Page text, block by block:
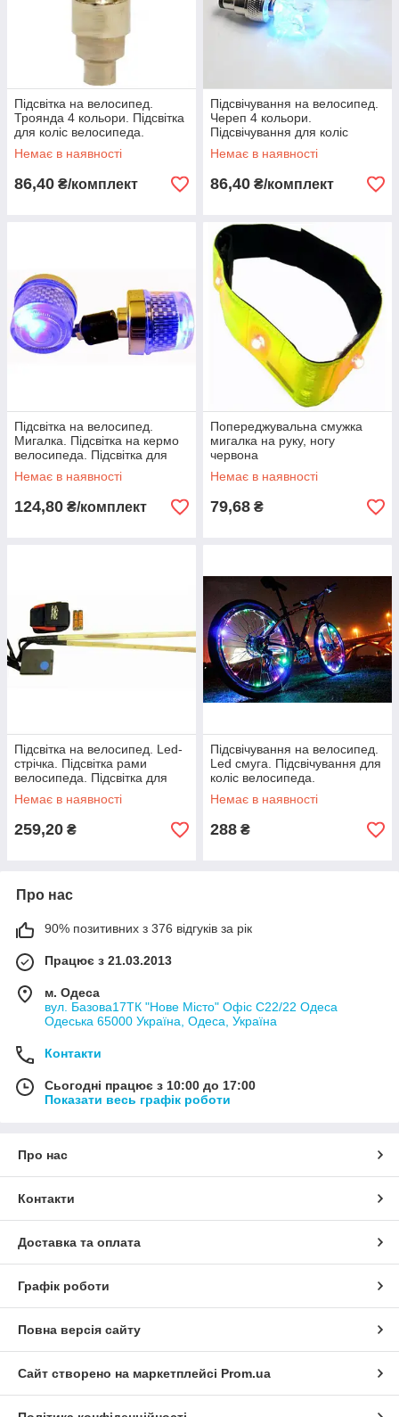
Підсвітка на велосипед.
Троянда 4 кольори. Підсвітка
для коліс велосипеда.
Підсвітка для велосипеда.
Немає в наявності
86,40 ₴/комплект
Підсвічування на велосипед.
Череп 4 кольори.
Підсвічування для коліс
велосипеда. Підсвічування
для велосипеда.
Немає в наявності
86,40 ₴/комплект
Підсвітка на велосипед.
Мигалка. Підсвітка на кермо
велосипеда. Підсвітка для
велосипеда.
Немає в наявності
124,80 ₴/комплект
Попереджувальна смужка
мигалка на руку, ногу
червона
Немає в наявності
79,68 ₴
Підсвітка на велосипед. Led-
стрічка. Підсвітка рами
велосипеда. Підсвітка для
велосипеда.
Немає в наявності
259,20 ₴
Підсвічування на велосипед.
Led смуга. Підсвічування для
коліс велосипеда.
Підсвічування для
велосипеда.
Немає в наявності
288 ₴
Про нас
90% позитивних з 376 відгуків за рік
Працює з 21.03.2013
м. Одеса
вул. Базова17ТК "Нове Місто" Офіс С22/22 Одеса
Одеська 65000 Україна, Одеса, Україна
Контакти
Сьогодні працює з 10:00 до 17:00
Показати весь графік роботи
Про нас
Контакти
Доставка та оплата
Графік роботи
Повна версія сайту
Сайт створено на маркетплейсі Prom.ua